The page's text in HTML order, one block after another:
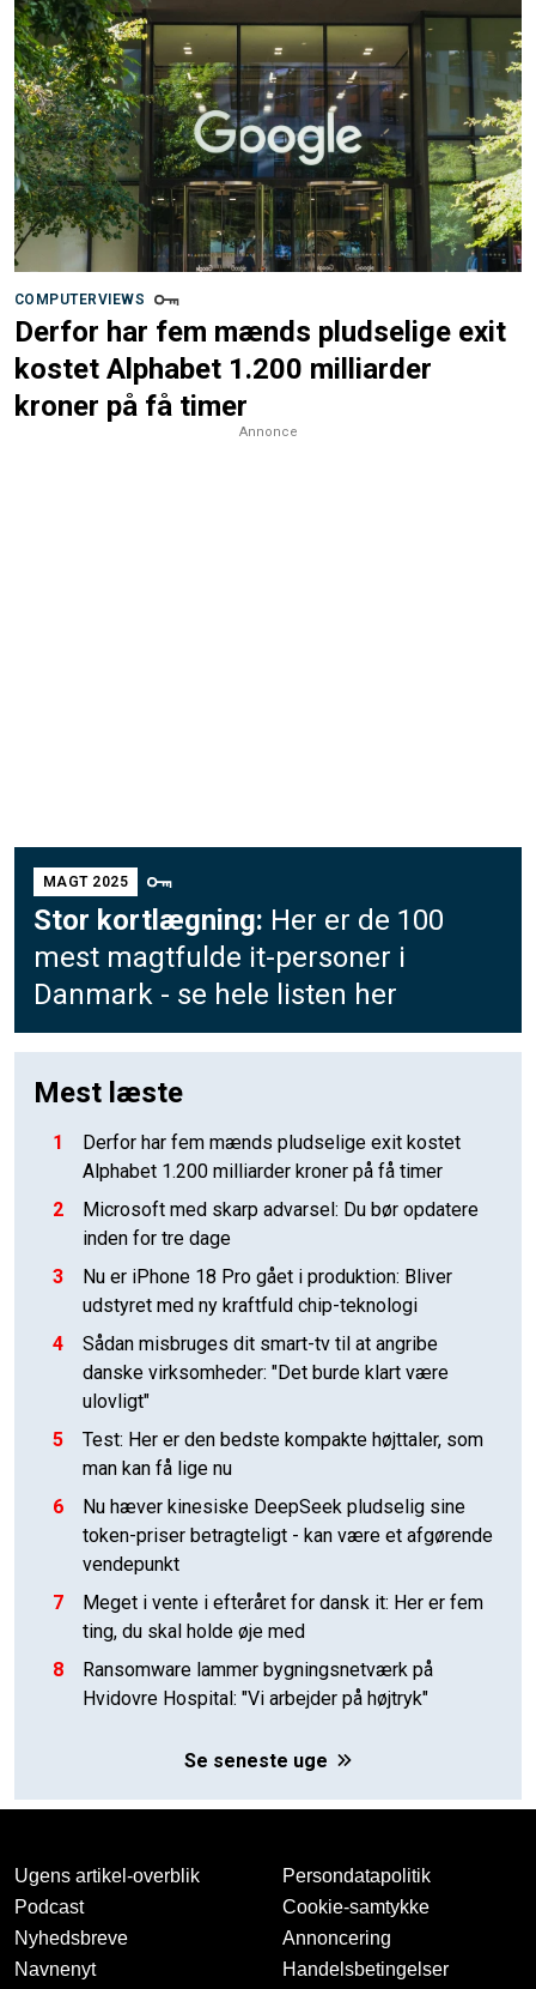
COMPUTERVIEWS
Derfor har fem mænds pludselige exit
kostet Alphabet 1.200 milliarder
kroner på få timer
Annonce
MAGT 2025
Stor kortlægning: Her er de 100
mest magtfulde it-personer i
Danmark - se hele listen her
Mest læste
1
Derfor har fem mænds pludselige exit kostet
Alphabet 1.200 milliarder kroner på få timer
2
Microsoft med skarp advarsel: Du bør opdatere
inden for tre dage
3
Nu er iPhone 18 Pro gået i produktion: Bliver
udstyret med ny kraftfuld chip-teknologi
4
Sådan misbruges dit smart-tv til at angribe
danske virksomheder: "Det burde klart være
ulovligt"
5
Test: Her er den bedste kompakte højttaler, som
man kan få lige nu
6
Nu hæver kinesiske DeepSeek pludselig sine
token-priser betragteligt - kan være et afgørende
vendepunkt
7
Meget i vente i efteråret for dansk it: Her er fem
ting, du skal holde øje med
8
Ransomware lammer bygningsnetværk på
Hvidovre Hospital: "Vi arbejder på højtryk"
Se seneste uge
Ugens artikel-overblik
Podcast
Nyhedsbreve
Navnenyt
Persondatapolitik
Cookie-samtykke
Annoncering
Handelsbetingelser